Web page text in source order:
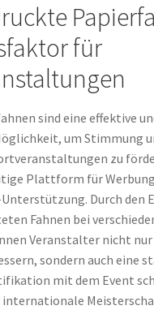
für
sind eine effektive
um Stimmung
zu
Plattform für
Durch den
Fahnen bei
Veranstalter nicht nur
sondern auch eine
mit dem Event
internationale